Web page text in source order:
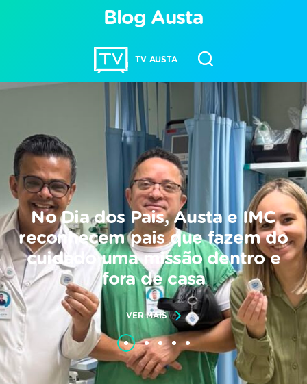
TV AUSTA
Blog Austa
No Dia dos Pais, Austa e IMC
reconhecem pais que fazem do
cuidado uma missão dentro e
fora de casa
VER MAIS